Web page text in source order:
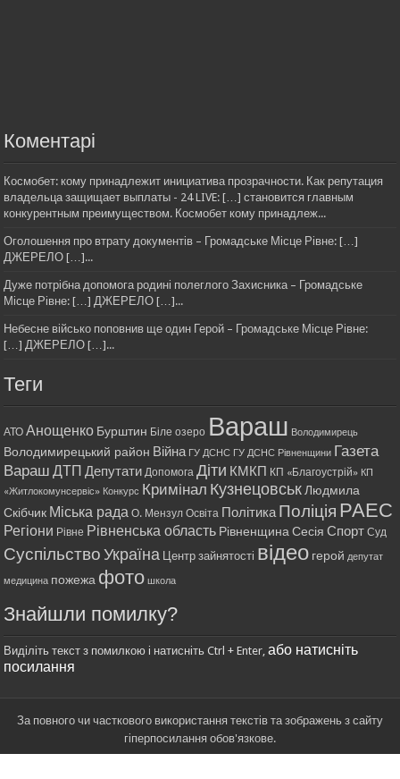
Коментарі
Космобет: кому принадлежит инициатива прозрачности. Как репутация
владельца защищает выплаты - 24 LIVE: […] становится главным
конкурентным преимуществом. Космобет кому принадлеж...
Оголошення про втрату документів – Громадське Місце Рівне: […]
ДЖЕРЕЛО […]...
Дуже потрібна допомога родині полеглого Захисника – Громадське
Місце Рівне: […] ДЖЕРЕЛО […]...
Небесне військо поповнив ще один Герой – Громадське Місце Рівне:
[…] ДЖЕРЕЛО […]...
Теги
АТО Анощенко Бурштин Біле озеро Вараш Володимирець
Володимирецький район Війна ГУ ДСНС ГУ ДСНС Рівненщини Газета
Вараш ДТП Депутати Допомога Діти КМКП КП «Благоустрій» КП
«Житлокомунсервіс» Конкурс Кримінал Кузнецовськ Людмила
Скібчик Міська рада О. Мензул Освіта ПолітикаПоліція РАЕС
Регіони Рівне Рівненська область Рівненщина Сесія Спорт Суд
Суспільство Україна Центр зайнятості відео герой депутат
медицина пожежа фото школа
Знайшли помилку?
Виділіть текст з помилкою і натисніть Ctrl + Enter,або натисніть
посилання
За повного чи часткового використання текстів та зображень з сайту
гіперпосилання обов'язкове.